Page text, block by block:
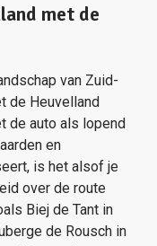
met de
van Zuid-
de Heuvelland
de auto als lopend
en
is het alsof je
over de route
Biej de Tant in
de Rousch in